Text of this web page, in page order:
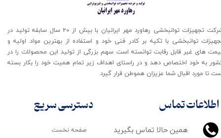
اطلاعات تماس
همین حالا تماس بگیرید
شرکت تجهیزات توانبخشی رهاورد مهر ایرانیان با بیش از 20 سال سابقه تولید در
توانبخشی با تکیه بر کادر فنی خود و استفاده از بهترین مواد اولیه و
های غیر قابل رقابت توانسته است سهم بزرگی از تولید این محصولات را در
به خود اختصاص دهد و در راستای اهداف زیر تمام همیت خود را بکار بسته
تا مورد اقبال شما عزیزان هموطن قرار گیرد​​​​​​​.
صفحه نخست
دسترسی سریع